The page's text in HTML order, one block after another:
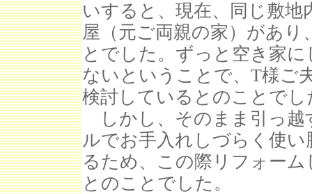
いすると、現在、同じ敷地
屋（元ご両親の家）があ
とでした。ずっと空き家
ないということで、T様ご
検討しているとのことでし
しかし、そのまま引っ越
ルでお手入れしづらく使
るため、この際リフォー
とのことでした。